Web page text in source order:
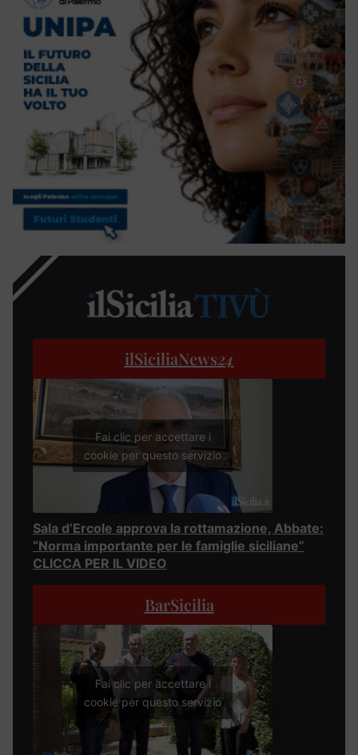
ilSiciliaNews24
Fai clic per accettare i
cookie per questo servizio
Sala d’Ercole approva la rottamazione, Abbate:
“Norma importante per le famiglie siciliane”
CLICCA PER IL VIDEO
BarSicilia
Fai clic per accettare i
cookie per questo servizio